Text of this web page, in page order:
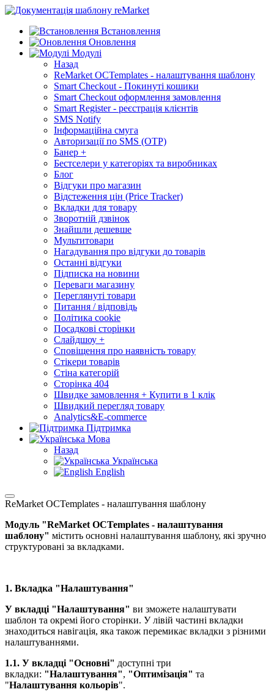
Встановлення
Оновлення
Модулі
Назад
ReMarket OCTemplates - налаштування шаблону
Smart Checkout - Покинуті кошики
Smart Checkout оформлення замовлення
Smart Register - реєстрація клієнтів
SMS Notify
Інформаційна смуга
Авторизації по SMS (OTP)
Банер +
Бестселери у категоріях та виробниках
Блог
Відгуки про магазин
Відстеження цін (Price Tracker)
Вкладки для товару
Зворотній дзвінок
Знайшли дешевше
Мультитовари
Нагадування про відгуки до товарів
Останні відгуки
Підписка на новини
Переваги магазину
Переглянуті товари
Питання / відповідь
Політика cookie
Посадкові сторінки
Слайдшоу +
Сповіщення про наявність товару
Стікери товарів
Стіна категорій
Сторінка 404
Швидке замовлення + Купити в 1 клік
Швидкий перегляд товару
Analytics&E-commerce
Підтримка
Мова
Назад
Українська
English
ReMarket OCTemplates - налаштування шаблону
Модуль "ReMarket OCTemplates - налаштування
шаблону" містить основні налаштування шаблону, які зручно
структуровані за вкладками.
1. Вкладка "Налаштування"
У вкладці "Налаштування" ви зможете налаштувати
шаблон та окремі його сторінки. У лівій частині вкладки
знаходиться навігація, яка також перемикає вкладки з різними
налаштуваннями.
1.1. У вкладці "Основні" доступні три
вкладки: "Налаштування", "Оптимізація" та
"Налаштування кольорів".